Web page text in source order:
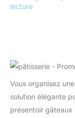
lecture
Vous organisez
solution élégante
présentoir